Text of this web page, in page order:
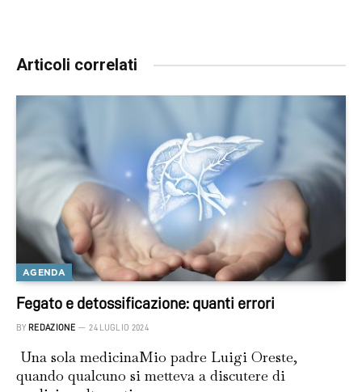
Articoli correlati
AGENDA
Fegato e detossificazione: quanti errori
BY REDAZIONE 24 LUGLIO 2024
Una sola medicinaMio padre Luigi Oreste,
quando qualcuno si metteva a discutere di